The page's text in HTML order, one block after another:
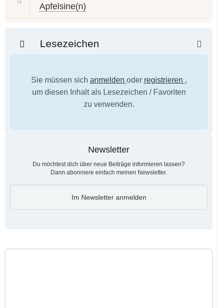
Apfelsine(n)
Lesezeichen
Sie müssen sich anmelden oder registrieren ,
um diesen Inhalt als Lesezeichen / Favoriten
zu verwenden.
Newsletter
Du möchtest dich über neue Beiträge informieren lassen?
Dann abonniere einfach meinen Newsletter.
Im Newsletter anmelden